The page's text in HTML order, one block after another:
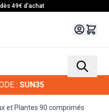
49€ d'achat
:SUN35
et Plantes 90 comprimés